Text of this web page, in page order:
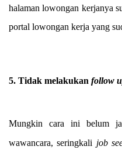
halaman lowongan kerjanya
portal lowongan kerja yang
5. Tidak melakukan follow
Mungkin cara ini belum
wawancara, seringkali job